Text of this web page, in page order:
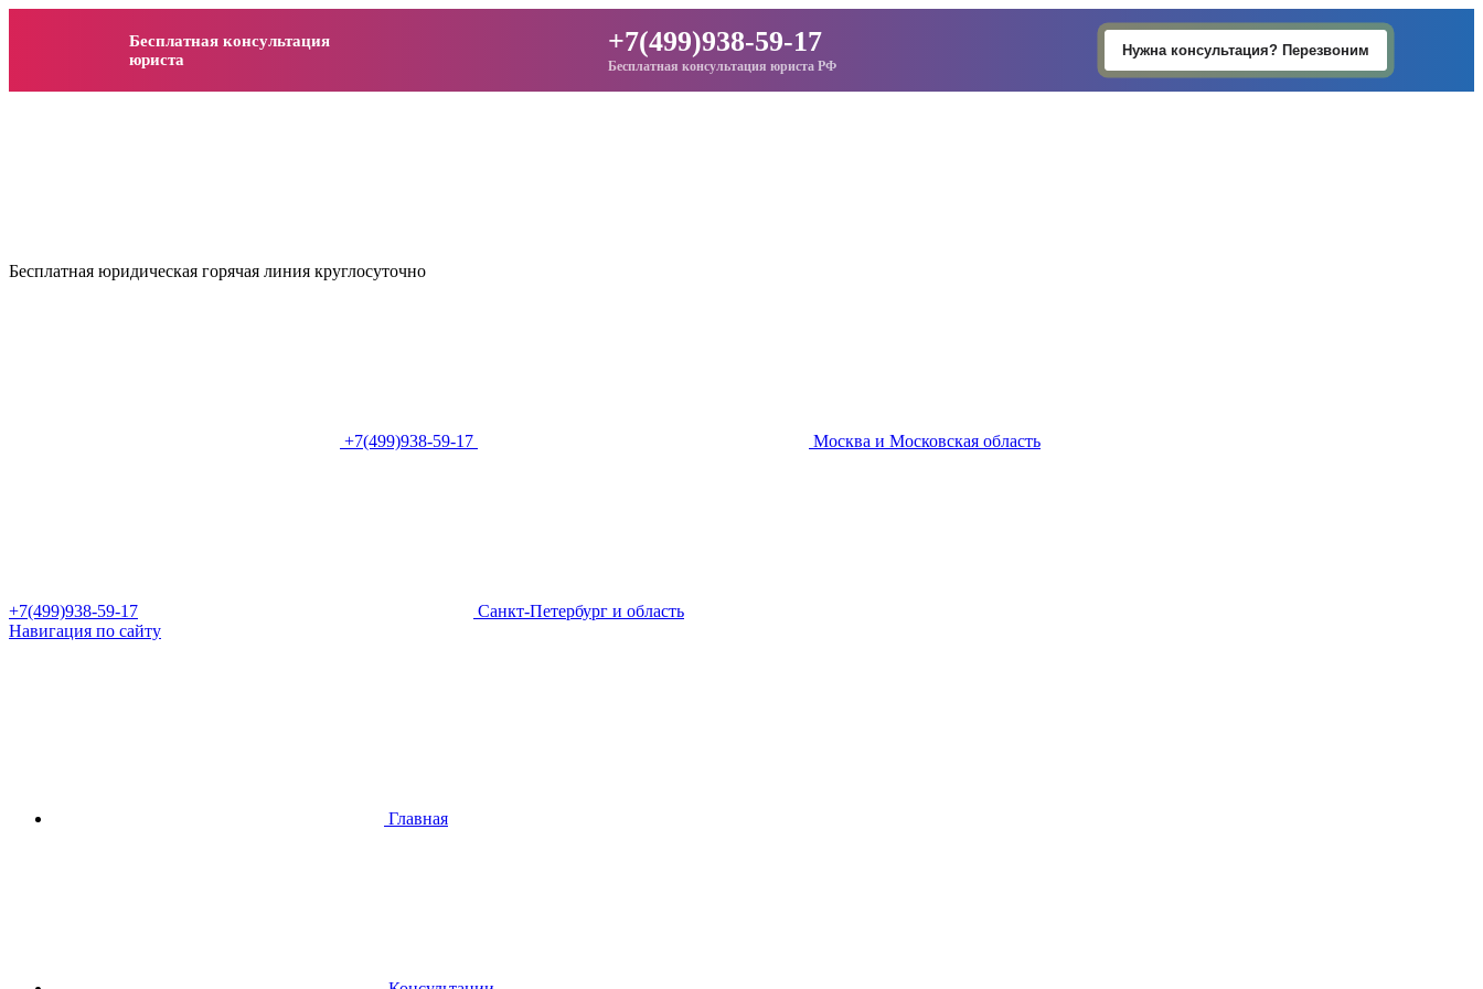
Бесплатная консультация
юриста
+7(499)938-59-17
Бесплатная консультация юриста РФ
Нужна консультация? Перезвоним
Бесплатная юридическая горячая линия круглосуточно
+7(499)938-59-17 Москва и Московская область
+7(499)938-59-17
Санкт-Петербург и область
Навигация по сайту
Главная